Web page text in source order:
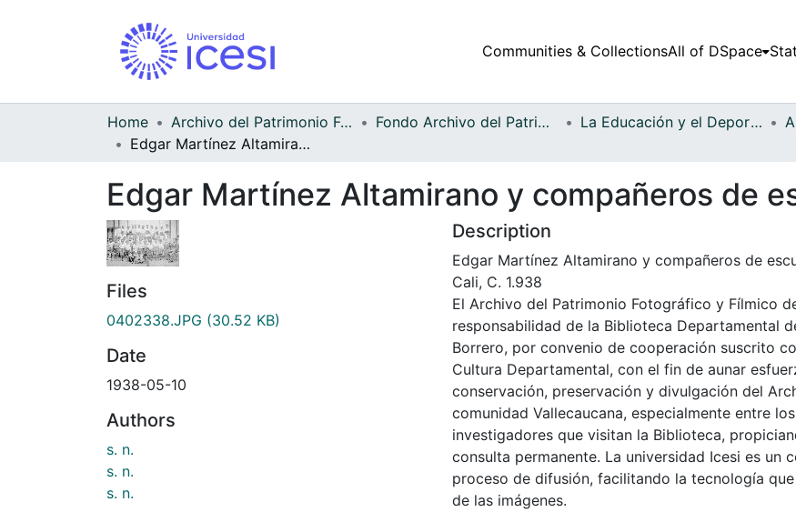
Communities & CollectionsAll of DSpace
Home Archivo del Patrimonio Fotográfico y Fílmico del Valle del Cauca Fondo Archivo del Patrimonio Fotográfico y Fílmico del Valle del Cauca La Educación y el Deporte
Edgar Martínez Altamirano y compañeros de escuela
Edgar Martínez Altamirano y compañeros de
Files
0402338.JPG (30.52 KB)
Date
1938-05-10
Authors
s. n.
s. n.
s. n.
Description
Edgar Martínez Altamirano y compañeros de
Cali, C. 1.938
El Archivo del Patrimonio Fotográfico y Fílmico
responsabilidad de la Biblioteca Departamental
Borrero, por convenio de cooperación suscrito
Cultura Departamental, con el fin de aunar
conservación, preservación y divulgación del
comunidad Vallecaucana, especialmente entre
investigadores que visitan la Biblioteca,
consulta permanente. La universidad Icesi es un
proceso de difusión, facilitando la tecnología
de las imágenes.